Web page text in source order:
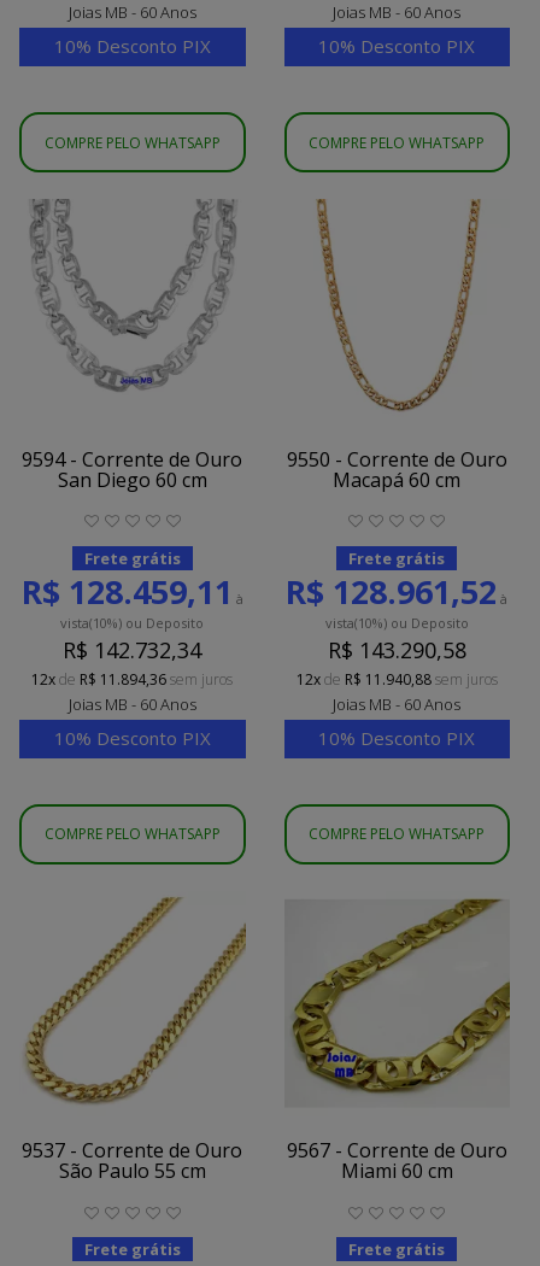
Joias MB - 60 Anos
10% Desconto PIX
COMPRE PELO WHATSAPP
Joias MB - 60 Anos
10% Desconto PIX
COMPRE PELO WHATSAPP
9594 - Corrente de Ouro
San Diego 60 cm
Frete grátis
R$ 128.459,11 à
vista(10%) ou Deposito
R$ 142.732,34
12xde R$ 11.894,36sem juros
Joias MB - 60 Anos
10% Desconto PIX
COMPRE PELO WHATSAPP
9550 - Corrente de Ouro
Macapá 60 cm
Frete grátis
R$ 128.961,52 à
vista(10%)ou Deposito
R$ 143.290,58
12xde R$ 11.940,88sem juros
Joias MB - 60 Anos
10% Desconto PIX
COMPRE PELO WHATSAPP
9537 - Corrente de Ouro
São Paulo 55 cm
Frete grátis
9567 - Corrente de Ouro
Miami 60 cm
Frete grátis